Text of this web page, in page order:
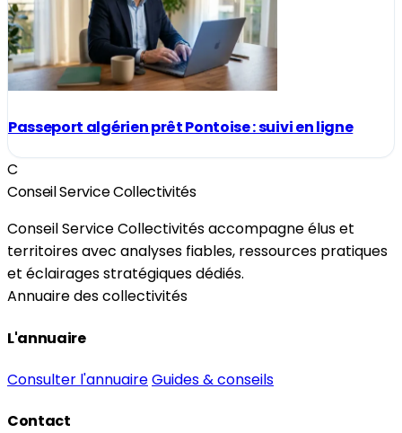
Passeport algérien prêt Pontoise : suivi en ligne
C
Conseil Service Collectivités
Conseil Service Collectivités accompagne élus et
territoires avec analyses fiables, ressources pratiques
et éclairages stratégiques dédiés.
Annuaire des collectivités
L'annuaire
Consulter l'annuaireGuides & conseils
Contact